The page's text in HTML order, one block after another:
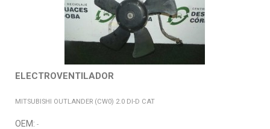
ELECTROVENTILADOR
MITSUBISHI OUTLANDER (CW0) 2.0 DI-D CAT
OEM: -